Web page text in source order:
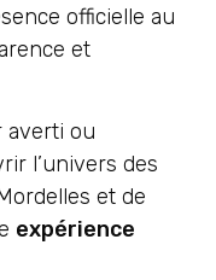
officielle au
et
averti ou
l’univers des
et de
expérience